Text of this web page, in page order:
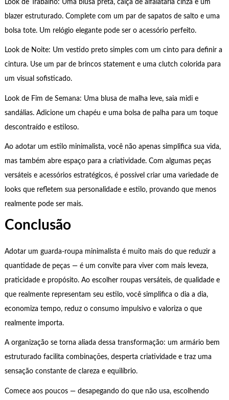
Look de Trabalho: Uma blusa preta, calça de alfaiataria cinza e um
blazer estruturado. Complete com um par de sapatos de salto e uma
bolsa tote. Um relógio elegante pode ser o acessório perfeito.
Look de Noite: Um vestido preto simples com um cinto para definir a
cintura. Use um par de brincos statement e uma clutch colorida para
um visual sofisticado.
Look de Fim de Semana: Uma blusa de malha leve, saia midi e
sandálias. Adicione um chapéu e uma bolsa de palha para um toque
descontraído e estiloso.
Ao adotar um estilo minimalista, você não apenas simplifica sua vida,
mas também abre espaço para a criatividade. Com algumas peças
versáteis e acessórios estratégicos, é possível criar uma variedade de
looks que refletem sua personalidade e estilo, provando que menos
realmente pode ser mais.
Conclusão
Adotar um guarda-roupa minimalista é muito mais do que reduzir a
quantidade de peças — é um convite para viver com mais leveza,
praticidade e propósito. Ao escolher roupas versáteis, de qualidade e
que realmente representam seu estilo, você simplifica o dia a dia,
economiza tempo, reduz o consumo impulsivo e valoriza o que
realmente importa.
A organização se torna aliada dessa transformação: um armário bem
estruturado facilita combinações, desperta criatividade e traz uma
sensação constante de clareza e equilíbrio.
Comece aos poucos — desapegando do que não usa, escolhendo